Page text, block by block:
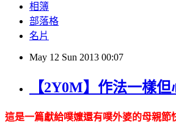
相簿
部落格
名片
May 12 Sun 2013 00:07
【2Y0M】作法一樣
這是一篇獻給噗嬤還有噗外婆的母親節